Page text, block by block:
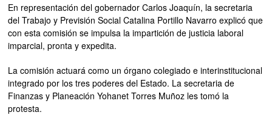
En representación del gobernador Carlos Joaquín, la secretaria
del Trabajo y Previsión Social Catalina Portillo Navarro explicó que
con esta comisión se impulsa la impartición de justicia laboral
imparcial, pronta y expedita.
La comisión actuará como un órgano colegiado e interinstitucional
integrado por los tres poderes del Estado. La secretaria de
Finanzas y Planeación Yohanet Torres Muñoz les tomó la
protesta.